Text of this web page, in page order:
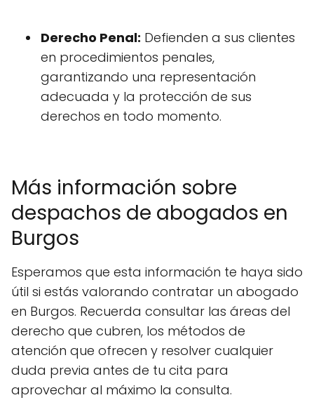
Derecho Penal: Defienden a sus clientes
en procedimientos penales,
garantizando una representación
adecuada y la protección de sus
derechos en todo momento.
Más información sobre
despachos de abogados en
Burgos
Esperamos que esta información te haya sido
útil si estás valorando contratar un abogado
en Burgos. Recuerda consultar las áreas del
derecho que cubren, los métodos de
atención que ofrecen y resolver cualquier
duda previa antes de tu cita para
aprovechar al máximo la consulta.